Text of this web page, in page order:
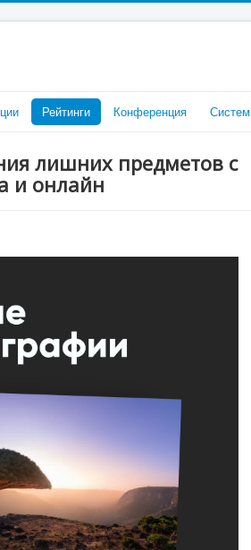
Рейтинги Конференция
лишних предметов с
и онлайн